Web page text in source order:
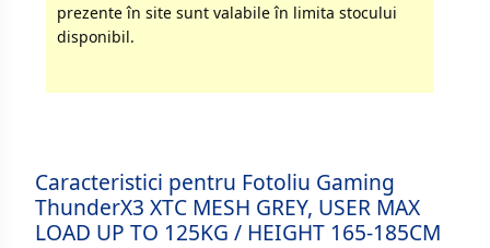
prezente în site sunt valabile în limita stocului
disponibil.
Caracteristici pentru Fotoliu Gaming
ThunderX3 XTC MESH GREY, USER MAX
LOAD UP TO 125KG / HEIGHT 165-185CM